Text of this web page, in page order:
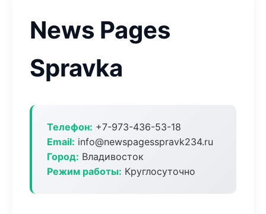
News Pages
Spravka
Телефон: +7-973-436-53-18
Email: info@newspagesspravk234.ru
Город: Владивосток
Режим работы: Круглосуточно